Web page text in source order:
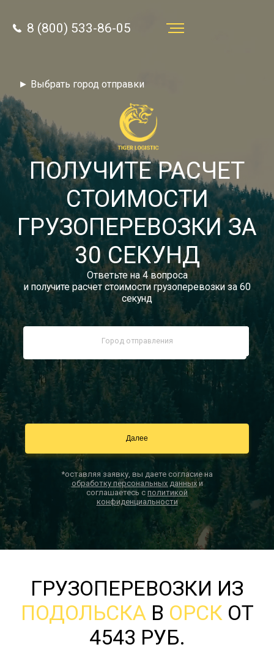
8 (800) 533-86-05
Звонок по России бесплатный
autotransport24@yandex.ru
Заказать звонок
Тарифы
Отзывы
Статьи
Новости
Документы
Контакты
► Выбрать город отправки
8 (800) 533-86-05
ПОЛУЧИТЕ РАСЧЕТ
СТОИМОСТИ
ГРУЗОПЕРЕВОЗКИ ЗА
30 СЕКУНД
Ответьте на 4 вопроса
и получите расчет стоимости грузоперевозки за 60
секунд
*оставляя заявку, вы даете согласие на
обработку персональных данныхи
соглашаетесь с политикой
конфиденциальности
ГРУЗОПЕРЕВОЗКИ ИЗ
ПОДОЛЬСКАВ ОРСКОТ
4543 РУБ.